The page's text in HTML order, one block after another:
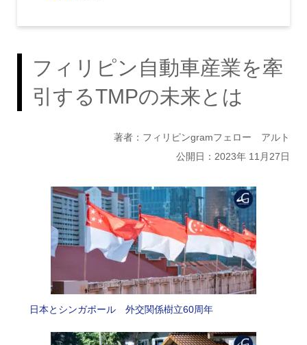
フィリピン自動車産業を牽
引するTMPの未来とは
著者：フィリピンgramフェロー アルト
公開日：2023年 11月27日
日本とシンガポール 外交関係樹立60周年